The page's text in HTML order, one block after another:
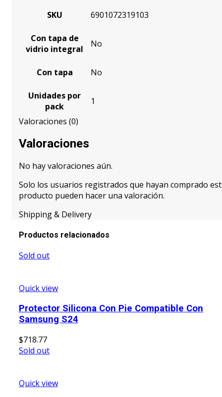
SKU 6901072319103
Con tapa de
vidrio integral
No
Con tapa No
Unidades por
pack
1
Valoraciones (0)
Valoraciones
No hay valoraciones aún.
Solo los usuarios registrados que hayan comprado
producto pueden hacer una valoración.
Shipping & Delivery
Productos relacionados
Sold out
Quick view
Protector Silicona Con Pie Compatible Con
Samsung S24
$718.77
Sold out
Quick view